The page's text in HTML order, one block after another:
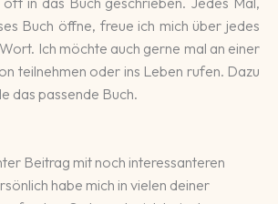
Buch öffne, freue ich mich über jedes
Ich möchte auch gerne mal an einer
teilnehmen oder ins Leben rufen. Dazu
das passende Buch.
Beitrag mit noch interessanteren
habe mich in vielen deiner